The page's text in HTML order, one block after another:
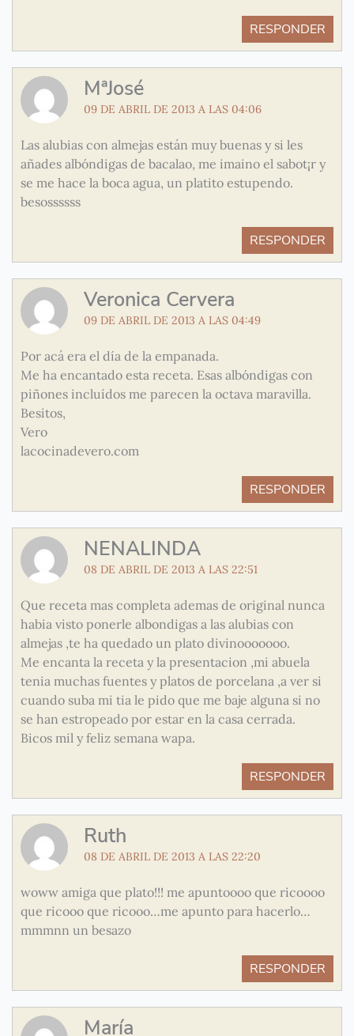
RESPONDER
MªJosé
09 DE ABRIL DE 2013 A LAS 04:06
Las alubias con almejas están muy buenas y si les
añades albóndigas de bacalao, me imaino el sabot¡r y
se me hace la boca agua, un platito estupendo.
besossssss
RESPONDER
Veronica Cervera
09 DE ABRIL DE 2013 A LAS 04:49
Por acá era el día de la empanada.
Me ha encantado esta receta. Esas albóndigas con
piñones incluídos me parecen la octava maravilla.
Besitos,
Vero
lacocinadevero.com
RESPONDER
NENALINDA
08 DE ABRIL DE 2013 A LAS 22:51
Que receta mas completa ademas de original nunca
habia visto ponerle albondigas a las alubias con
almejas ,te ha quedado un plato divinooooooo.
Me encanta la receta y la presentacion ,mi abuela
tenia muchas fuentes y platos de porcelana ,a ver si
cuando suba mi tia le pido que me baje alguna si no
se han estropeado por estar en la casa cerrada.
Bicos mil y feliz semana wapa.
RESPONDER
Ruth
08 DE ABRIL DE 2013 A LAS 22:20
woww amiga que plato!!! me apuntoooo que ricoooo
que ricooo que ricooo…me apunto para hacerlo…
mmmnn un besazo
RESPONDER
María